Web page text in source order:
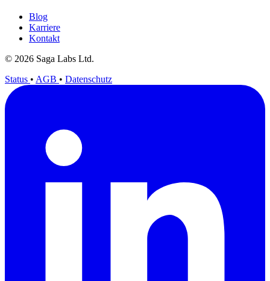
Blog
Karriere
Kontakt
© 2026 Saga Labs Ltd.
Status • AGB • Datenschutz